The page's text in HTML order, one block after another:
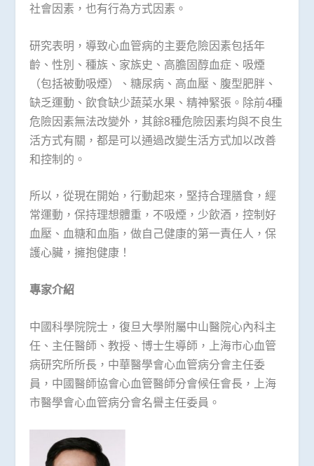
社會因素，也有行為方式因素。
研究表明，導致心血管病的主要危險因素包括年
齡、性別、種族、家族史、高膽固醇血症、吸煙
（包括被動吸煙）、糖尿病、高血壓、腹型肥胖、
缺乏運動、飲食缺少蔬菜水果、精神緊張。除前4種
危險因素無法改變外，其餘8種危險因素均與不良生
活方式有關，都是可以通過改變生活方式加以改善
和控制的。
所以，從現在開始，行動起來，堅持合理膳食，經
常運動，保持理想體重，不吸煙，少飲酒，控制好
血壓、血糖和血脂，做自己健康的第一責任人，保
護心臟，擁抱健康！
專家介紹
中國科學院院士，復旦大學附屬中山醫院心內科主
任、主任醫師、教授、博士生導師，上海市心血管
病研究所所長，中華醫學會心血管病分會主任委
員，中國醫師協會心血管醫師分會候任會長，上海
市醫學會心血管病分會名譽主任委員。